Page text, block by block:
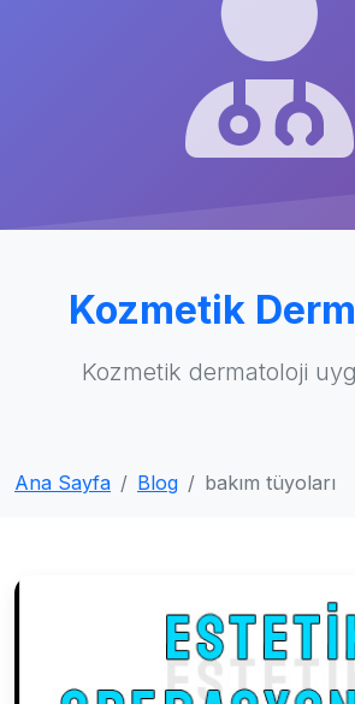
Kozmetik
Kozmetik dermatoloji
Ana Sayfa Blog bakım tüyoları